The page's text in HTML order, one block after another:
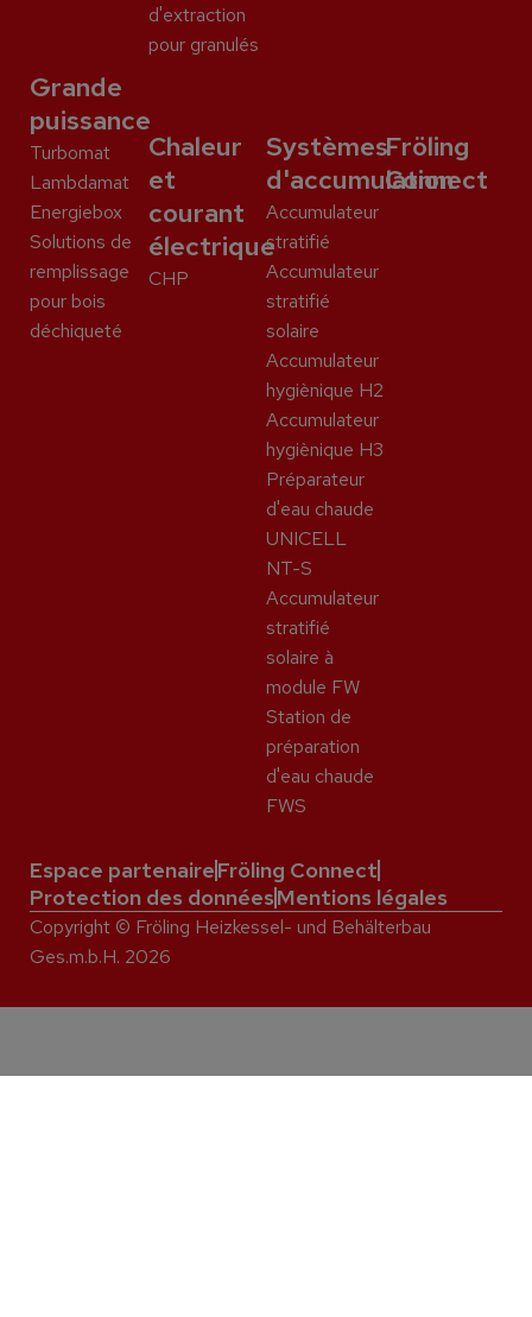
d'extraction
pour granulés
Grande
puissance
Turbomat
Lambdamat
Energiebox
Solutions de
remplissage
pour bois
déchiqueté
Chaleur
et
courant
électrique
CHP
Systèmes
d'accumulation
Accumulateur
stratifié
Accumulateur
stratifié
solaire
Accumulateur
hygiènique H2
Accumulateur
hygiènique H3
Préparateur
d'eau chaude
UNICELL
NT-S
Accumulateur
stratifié
solaire à
module FW
Station de
préparation
d'eau chaude
FWS
Fröling
Connect
Espace partenaireFröling Connect
Protection des donnéesMentions légales
Copyright © Fröling Heizkessel- und Behälterbau
Ges.m.b.H. 2026